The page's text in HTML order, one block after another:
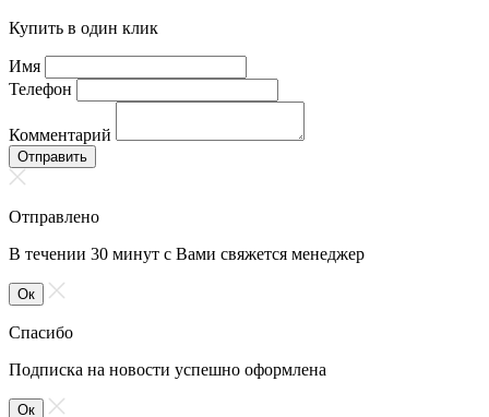
Купить в один клик
Имя
Телефон
Комментарий
Отправить
Отправлено
В течении 30 минут с Вами свяжется менеджер
Ок
Спасибо
Подписка на новости успешно оформлена
Ок